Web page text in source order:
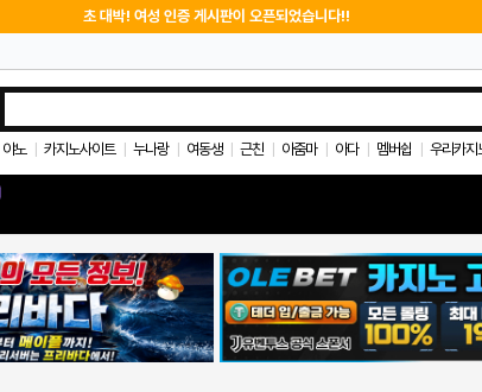
초 대박! 여성 인증 게시판이 오픈되었습니다!!
야노 카지노사이트 누나랑 여동생 근친 아줌마 아다 멤버쉽 우리카지